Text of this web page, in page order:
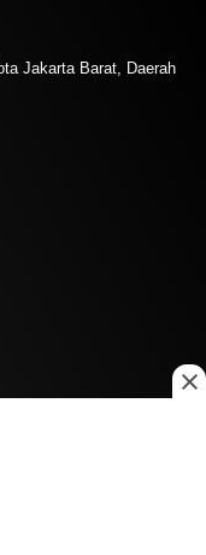
Jakarta Barat, Daerah